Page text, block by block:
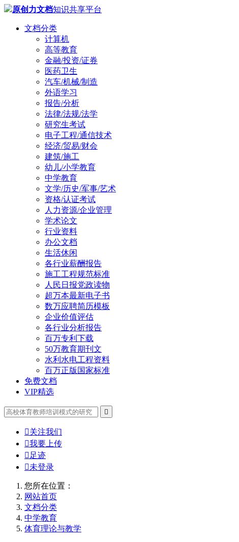
原创力文档知识共享平台
文档分类
计算机
高等教育
金融/投资/证券
医药卫生
汽车/机械/制造
外语学习
报告/分析
法律/法规/法学
研究生考试
电子工程/通信技术
经济/贸易/财会
建筑/施工
幼儿/小学教育
中学教育
文学/历史/军事/艺术
资格/认证考试
人力资源/企业管理
学术论文
行业资料
办公文档
生活休闲
各行业薪酬报告
施工工程规范标准
人民日报党政读物
超万本最新电子书
数万应聘简历模板
企业价值评估
各行业分析报告
百万专利下载
50万教育期刊文
水利水电工程资料
百万正版国家标准
免费文档
VIP精选

关注我们
我要上传
 足迹
未登录
您所在位置：
网站首页
文档分类
中学教育
体育理论与教学